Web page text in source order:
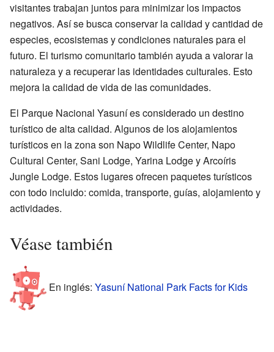
visitantes trabajan juntos para minimizar los impactos
negativos. Así se busca conservar la calidad y cantidad de
especies, ecosistemas y condiciones naturales para el
futuro. El turismo comunitario también ayuda a valorar la
naturaleza y a recuperar las identidades culturales. Esto
mejora la calidad de vida de las comunidades.
El Parque Nacional Yasuní es considerado un destino
turístico de alta calidad. Algunos de los alojamientos
turísticos en la zona son Napo Wildlife Center, Napo
Cultural Center, Sani Lodge, Yarina Lodge y Arcoíris
Jungle Lodge. Estos lugares ofrecen paquetes turísticos
con todo incluido: comida, transporte, guías, alojamiento y
actividades.
Véase también
En inglés: Yasuní National Park Facts for Kids